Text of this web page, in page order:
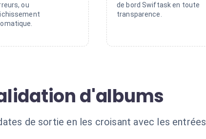
ou
de bord Swiftask en toute
transparence.
d'albums
de sortie en les croisant avec les entrées